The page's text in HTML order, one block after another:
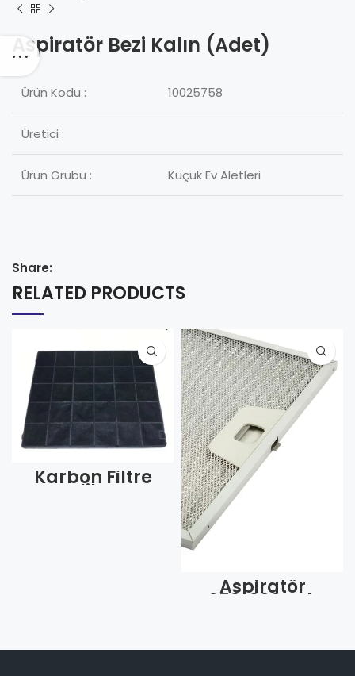
Aspiratör Bezi Kalın (Adet)
Ürün Kodu : 10025758
Üretici :
Ürün Grubu : Küçük Ev Aletleri
Share:
RELATED PRODUCTS
Karbon Filtre
Arçelik Kare
Aspiratör
253*300 Tek
(Adet)